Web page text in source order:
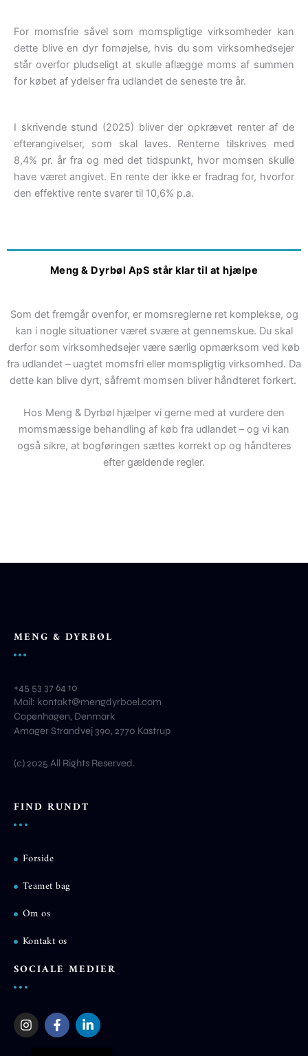
For momsfrie såvel som momspligtige virksomheder kan
dette blive en dyr fornøjelse, hvis du som virksomhedsejer
står overfor pludseligt at skulle aflægge moms af summen
for købet af ydelser fra udlandet de seneste tre år.
I skrivende stund (2025) bliver der opkrævet renter af de
efterangivelser, som skal laves. Renterne tilskrives med
8,4% pr. år fra og med det tidspunkt, hvor momsen skulle
have været angivet. En rente der ikke er fradrag for, hvorfor
den effektive rente svarer til 10,6% p.a.
Meng & Dyrbøl ApS står klar til at hjælpe
Som det fremgår ovenfor, er momsreglerne ret komplekse, og
kan i nogle situationer været svære at gennemskue. Du skal
derfor som virksomhedsejer være særlig opmærksom ved køb
fra udlandet – uagtet momsfri eller momspligtig virksomhed. Da
dette kan blive dyrt, såfremt momsen bliver håndteret forkert.
Hos Meng & Dyrbøl hjælper vi gerne med at vurdere den
momsmæssige behandling af køb fra udlandet – og vi kan
også sikre, at bogføringen sættes korrekt op og håndteres
efter gældende regler.
MENG & DYRBØL
+45 53 37 64 10
Mail: kontakt@mengdyrboel.com
Copenhagen, Denmark
Amager Strandvej 390, 2770 Kastrup
(c) 2025 All Rights Reserved.
FIND RUNDT
Forside
Teamet bag
Om os
Kontakt os
SOCIALE MEDIER
I
n
F
a
L
i